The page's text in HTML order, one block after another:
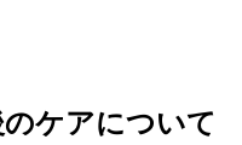
ケアについて